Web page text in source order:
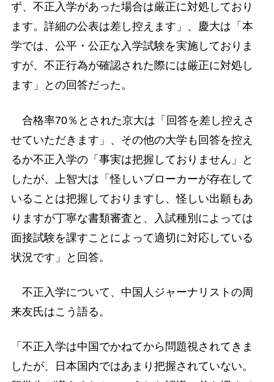
ず、不正入学があった場合は厳正に対処しており
ます。詳細の公表は差し控えます」、慶大は「本
学では、公平・公正な入学試験を実施しておりま
すが、不正行為が確認された際には厳正に対処し
ます」との回答だった。
合格率70％とされた京大は「回答を差し控えさ
せていただきます」、その他の大学も回答を控え
るか不正入学の「事実は把握しておりません」と
したが、上智大は「怪しいブローカーが存在して
いることは把握しておりますし、怪しい出願もあ
りますが丁寧な書類審査と、入試種別によっては
面接試験を課すことによって適切に対応している
状況です」と回答。
不正入学について、中国人ジャーナリストの周
来友氏はこう語る。
「不正入学は中国でかねてから問題視されてきま
したが、日本国内ではあまり把握されていない。